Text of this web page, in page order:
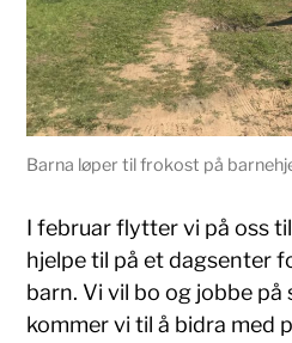
Barna løper til frokost på
I februar flytter vi på oss
hjelpe til på et dagsenter
barn. Vi vil bo og jobbe på
kommer vi til å bidra med